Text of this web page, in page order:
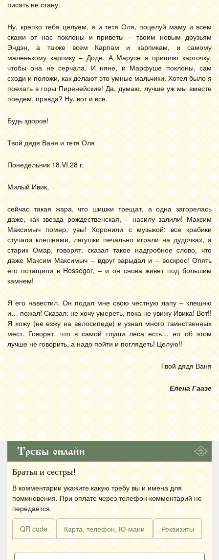
писать не стану.
Ну, крепко тебя целуем, я и тетя Оля, поцелуй маму и всем
скажи от нас поклоны и приветы – твоим новым друзьям
Эндэн, а также всем Карпам и карпикам, и самому
маленькому карпику – Доде. А Марусе я пришлю карточку,
чтобы она не серчала. И няне, и Марфуше поклоны, сам
сходи и положи, как делают это умные мальчики. Хотел было я
поехать в горы Пиренейские! Да, думаю, лучше уж мы вместе
поедем, правда? Ну, вот и все.
Будь здоров!
Твой дядя Ваня и тетя Оля
Понедельник 18.VI.28 г.
Милый Ивик,
сейчас такая жара, что шишки трещат, а одна загорелась
даже, как звезда рождественская, – насилу залили! Максим
Максимыч помер, увы! Хоронили с музыкой: все крабики
стучали клешнями, лягушки печально играли на дудочках, а
старик Омар, говорят, сказал такое надгробное слово, что
даже Максим Максимыч – вдруг зарыдал и – воскрес! Опять
его потащили в Hossegor, – и он снова живет под большим
камнем!
Я его навестил. Он подал мне свою честную лапу – клешню
и… пожал! Сказал: не хочу умереть, пока не увижу Ивика! Вот!!
Я хожу (не езжу на велосипеде) и узнал много таинственных
мест. Говорят, что в самой глуши леса есть… но об этом
лучше не говорить, а надо пойти и поглядеть! Целую!!
Твой дядя Ваня
Елена Гаазе
Требы онлайн
Братья и сестры!
В комментарии укажите какую требу вы и имена для
поминовения. При оплате через телефон комментарий не
передаётся.
QR code Карта, телефон, Ю-мани Реквизиты